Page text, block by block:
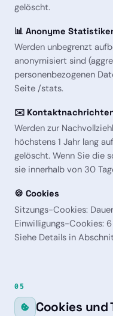
gelöscht.
📊 Anonyme
Werden unbegrenzt
anonymisiert sind
personenbezogenen
Seite /stats.
✉️
Werden zur
höchstens 1 Jahr lang
gelöscht. Wenn Sie die
sie innerhalb von 30
🍪 Cookies
Sitzungs-Cookies:
Einwilligungs-Cookies:
Siehe Details in
05
Cookies und